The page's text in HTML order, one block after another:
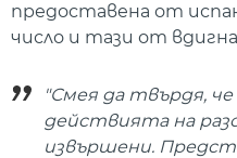
предоставена от
число и тази от
"Смея да твърдя,
действията на
извършени.